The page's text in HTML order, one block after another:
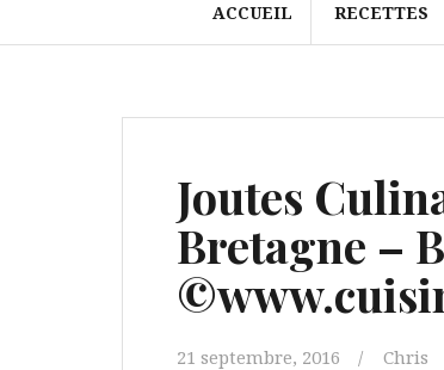
ACCUEIL RECETTES
Joutes
Bretagne –
21 septembre, 2016 Chris